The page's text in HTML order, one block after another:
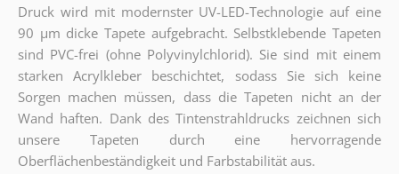
Druck wird mit modernster UV-LED-Technologie auf eine
90 µm dicke Tapete aufgebracht. Selbstklebende Tapeten
sind PVC-frei (ohne Polyvinylchlorid). Sie sind mit einem
starken Acrylkleber beschichtet, sodass Sie sich keine
Sorgen machen müssen, dass die Tapeten nicht an der
Wand haften. Dank des Tintenstrahldrucks zeichnen sich
unsere Tapeten durch eine hervorragende
Oberflächenbeständigkeit und Farbstabilität aus.